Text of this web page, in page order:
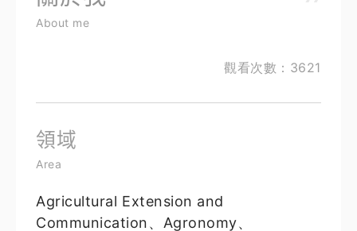
About me
觀看次數：3621
領域
Area
Agricultural Extension and
Communication、Agronomy、